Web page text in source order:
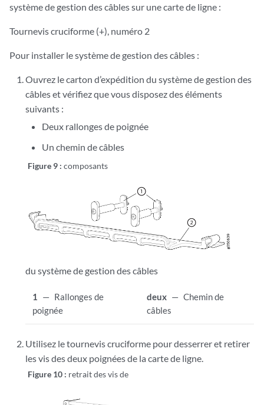
système de gestion des câbles sur une carte de ligne :
Tournevis cruciforme (+), numéro 2
Pour installer le système de gestion des câbles :
Ouvrez le carton d’expédition du système de gestion des
câbles et vérifiez que vous disposez des éléments
suivants :
Deux rallonges de poignée
Un chemin de câbles
Figure 9 :composants
du système de gestion des câbles
1 — Rallonges de
poignée
deux — Chemin de
câbles
Utilisez le tournevis cruciforme pour desserrer et retirer
les vis des deux poignées de la carte de ligne.
Figure 10 : retrait des vis de